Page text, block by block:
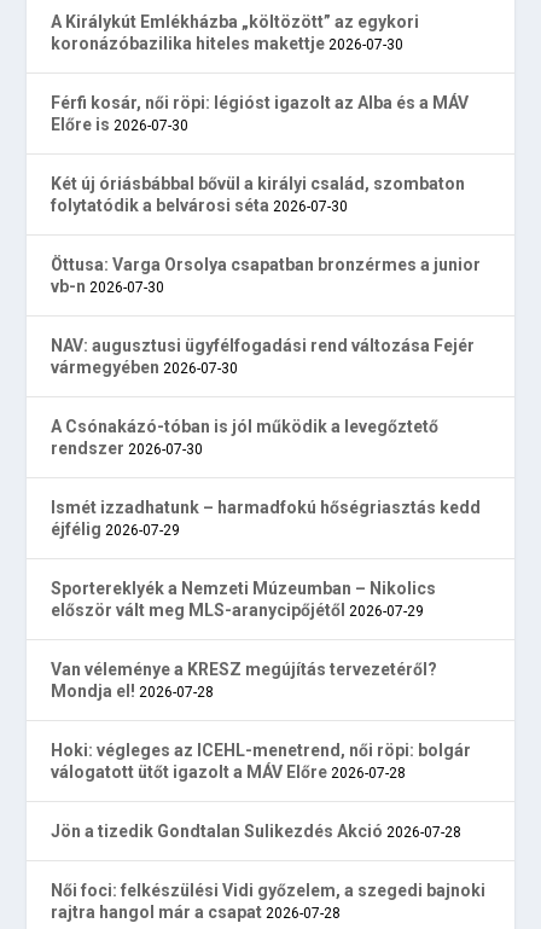
A Királykút Emlékházba „költözött” az egykori
koronázóbazilika hiteles makettje 2026-07-30
Férfi kosár, női röpi: légióst igazolt az Alba és a MÁV
Előre is 2026-07-30
Két új óriásbábbal bővül a királyi család, szombaton
folytatódik a belvárosi séta 2026-07-30
Öttusa: Varga Orsolya csapatban bronzérmes a junior
vb-n 2026-07-30
NAV: augusztusi ügyfélfogadási rend változása Fejér
vármegyében 2026-07-30
A Csónakázó-tóban is jól működik a levegőztető
rendszer 2026-07-30
Ismét izzadhatunk – harmadfokú hőségriasztás kedd
éjfélig 2026-07-29
Sportereklyék a Nemzeti Múzeumban – Nikolics
először vált meg MLS-aranycipőjétől 2026-07-29
Van véleménye a KRESZ megújítás tervezetéről?
Mondja el! 2026-07-28
Hoki: végleges az ICEHL-menetrend, női röpi: bolgár
válogatott ütőt igazolt a MÁV Előre 2026-07-28
Jön a tizedik Gondtalan Sulikezdés Akció 2026-07-28
Női foci: felkészülési Vidi győzelem, a szegedi bajnoki
rajtra hangol már a csapat 2026-07-28